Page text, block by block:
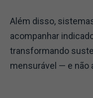
Além disso,
acompanhar
transformando
mensurável — e não